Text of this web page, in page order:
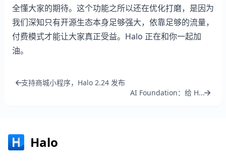
全懂大家的期待。这个功能之所以还在优化打磨，是因为
我们深知只有开源生态本身足够强大，依靠足够的流量，
付费模式才能让大家真正受益。Halo 正在和你一起加
油。
支持商城小程序，Halo 2.24 发布
AI Foundation：给 H...
Halo